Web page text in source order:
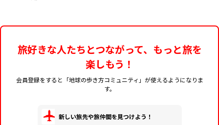
旅好きな人たちとつながって、もっと旅を
楽しもう！
会員登録をすると「地球の歩き方コミュニティ」が使えるようになりま
す。
新しい旅先や旅仲間を見つけよう！